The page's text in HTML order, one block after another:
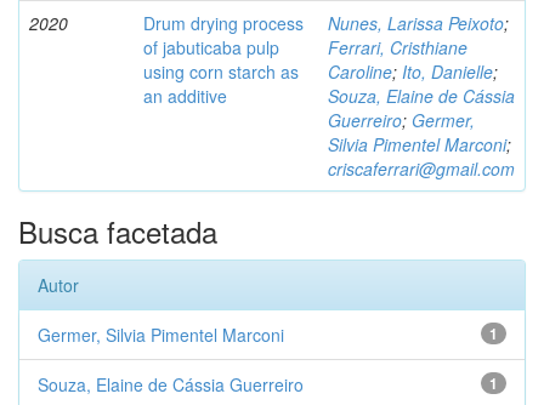
2020
Drum drying process
of jabuticaba pulp
using corn starch as
an additive
Nunes, Larissa Peixoto;
Ferrari, Cristhiane
Caroline; Ito, Danielle;
Souza, Elaine de Cássia
Guerreiro; Germer,
Silvia Pimentel Marconi;
criscaferrari@gmail.com
Busca facetada
Autor
1
Germer, Silvia Pimentel Marconi
1
Souza, Elaine de Cássia Guerreiro